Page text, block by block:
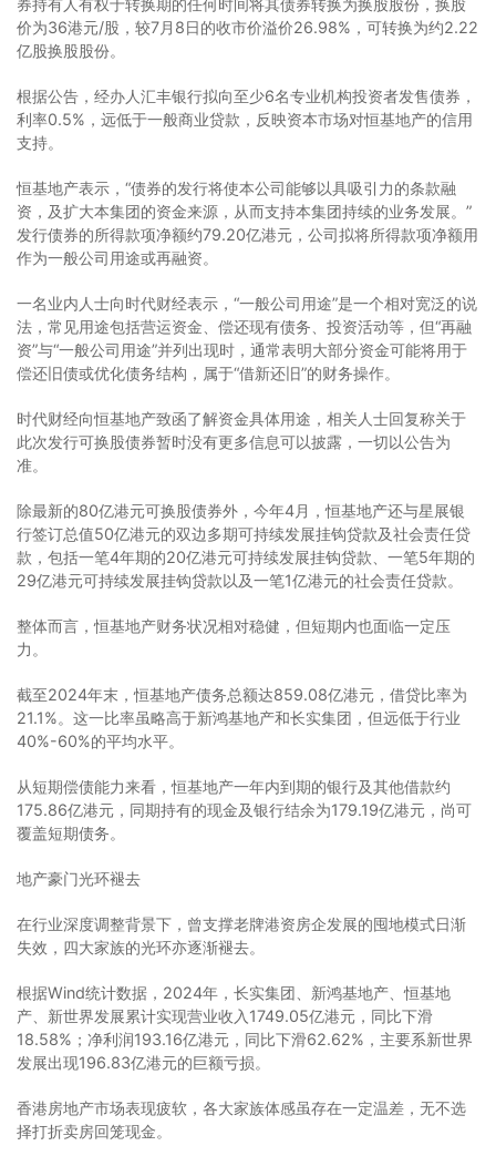
券持有人有权于转换期的任何时间将其债券转换为换股股份，换股
价为36港元/股，较7月8日的收市价溢价26.98%，可转换为约2.22
亿股换股股份。
根据公告，经办人汇丰银行拟向至少6名专业机构投资者发售债券，
利率0.5%，远低于一般商业贷款，反映资本市场对恒基地产的信用
支持。
恒基地产表示，“债券的发行将使本公司能够以具吸引力的条款融
资，及扩大本集团的资金来源，从而支持本集团持续的业务发展。”
发行债券的所得款项净额约79.20亿港元，公司拟将所得款项净额用
作为一般公司用途或再融资。
一名业内人士向时代财经表示，“一般公司用途”是一个相对宽泛的说
法，常见用途包括营运资金、偿还现有债务、投资活动等，但“再融
资”与“一般公司用途”并列出现时，通常表明大部分资金可能将用于
偿还旧债或优化债务结构，属于“借新还旧”的财务操作。
时代财经向恒基地产致函了解资金具体用途，相关人士回复称关于
此次发行可换股债券暂时没有更多信息可以披露，一切以公告为
准。
除最新的80亿港元可换股债券外，今年4月，恒基地产还与星展银
行签订总值50亿港元的双边多期可持续发展挂钩贷款及社会责任贷
款，包括一笔4年期的20亿港元可持续发展挂钩贷款、一笔5年期的
29亿港元可持续发展挂钩贷款以及一笔1亿港元的社会责任贷款。
整体而言，恒基地产财务状况相对稳健，但短期内也面临一定压
力。
截至2024年末，恒基地产债务总额达859.08亿港元，借贷比率为
21.1%。这一比率虽略高于新鸿基地产和长实集团，但远低于行业
40%-60%的平均水平。
从短期偿债能力来看，恒基地产一年内到期的银行及其他借款约
175.86亿港元，同期持有的现金及银行结余为179.19亿港元，尚可
覆盖短期债务。
地产豪门光环褪去
在行业深度调整背景下，曾支撑老牌港资房企发展的囤地模式日渐
失效，四大家族的光环亦逐渐褪去。
根据Wind统计数据，2024年，长实集团、新鸿基地产、恒基地
产、新世界发展累计实现营业收入1749.05亿港元，同比下滑
18.58%；净利润193.16亿港元，同比下滑62.62%，主要系新世界
发展出现196.83亿港元的巨额亏损。
香港房地产市场表现疲软，各大家族体感虽存在一定温差，无不选
择打折卖房回笼现金。